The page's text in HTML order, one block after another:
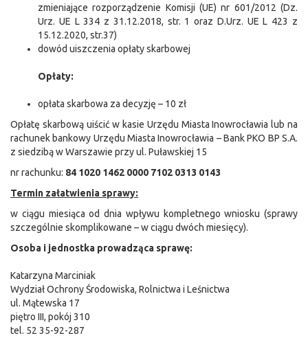
zmieniające rozporządzenie Komisji (UE) nr 601/2012 (Dz.
Urz. UE L 334 z 31.12.2018, str. 1 oraz D.Urz. UE L 423 z
15.12.2020, str.37)
dowód uiszczenia opłaty skarbowej
Opłaty:
opłata skarbowa za decyzję – 10 zł
Opłatę skarbową uiścić w kasie Urzędu Miasta Inowrocławia lub na
rachunek bankowy Urzędu Miasta Inowrocławia – Bank PKO BP S.A.
z siedzibą w Warszawie przy ul. Puławskiej 15
nr rachunku: 84 1020 1462 0000 7102 0313 0143
Termin załatwienia sprawy:
w ciągu miesiąca od dnia wpływu kompletnego wniosku (sprawy
szczególnie skomplikowane – w ciągu dwóch miesięcy).
Osoba i jednostka prowadząca sprawę:
Katarzyna Marciniak
Wydział Ochrony Środowiska, Rolnictwa i Leśnictwa
ul. Mątewska 17
piętro III, pokój 310
tel. 52 35-92-287